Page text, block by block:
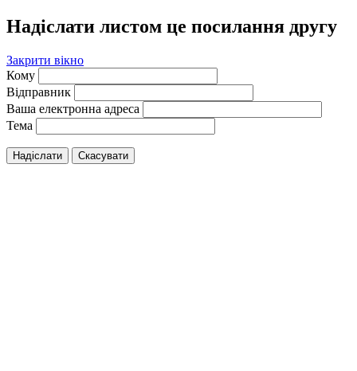
Надіслати листом це посилання другу
Закрити вікно
Кому
Відправник
Ваша електронна адреса
Тема
Надіслати Скасувати